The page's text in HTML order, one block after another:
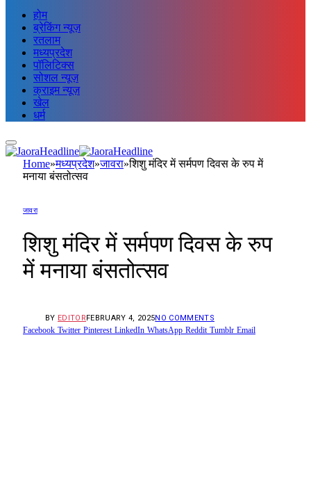
होम
ब्रेकिंग न्यूज़
रतलाम
मध्यप्रदेश
पॉलिटिक्स
सोशल न्यूज़
क्राइम न्यूज़
खेल
धर्म
Home»मध्यप्रदेश»जावरा»शिशु मंदिर में सर्मपण दिवस के रुप में
मनाया बंसतोत्सव
जावरा
शिशु मंदिर में सर्मपण दिवस के रुप
में मनाया बंसतोत्सव
BY EDITORFEBRUARY 4, 2025NO COMMENTS
Facebook Twitter Pinterest LinkedIn WhatsApp Reddit Tumblr Email